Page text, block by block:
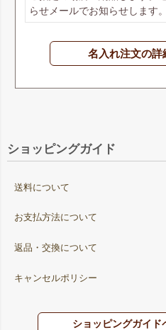
らせメールでお知らせします。
名入れ注文の詳
ショッピングガイド
送料について
お支払方法について
返品・交換について
キャンセルポリシー
ショッピングガイド